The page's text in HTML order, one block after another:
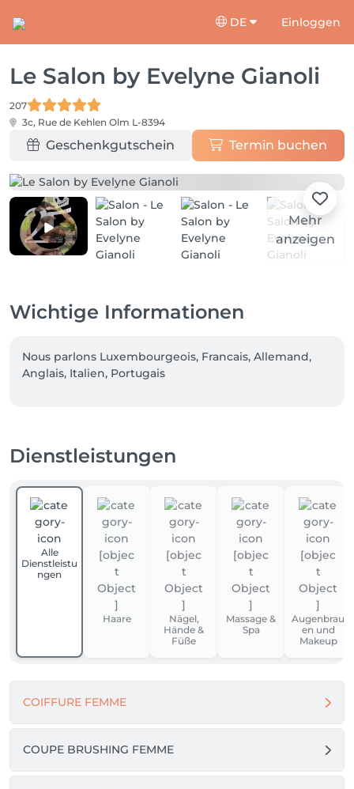
DE Einloggen
Le Salon by Evelyne Gianoli
207
3c, Rue de Kehlen Olm L-8394
Geschenkgutschein Termin buchen
Mehr
anzeigen
Wichtige Informationen
Nous parlons Luxembourgeois, Francais, Allemand,
Anglais, Italien, Portugais
Dienstleistungen
Alle
Dienstleistu
ngen
Haare
Nägel,
Hände &
Füße
Massage &
Spa
Augenbrau
en und
Makeup
COIFFURE FEMME
COUPE BRUSHING FEMME